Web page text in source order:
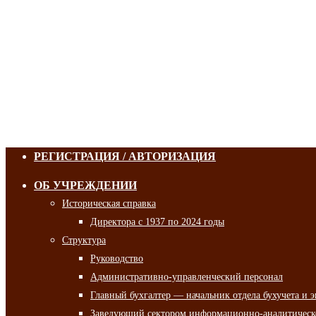
РЕГИСТРАЦИЯ / АВТОРИЗАЦИЯ
ОБ УЧРЕЖДЕНИИ
Историческая справка
Директора с 1937 по 2024 годы
Структура
Руководство
Административно-управленческий персонал
Главный бухгалтер — начальник отдела бухучета и
Заведующий сектором информационно-